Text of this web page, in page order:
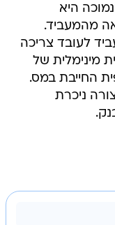
היא
מהמעביד.
לעובד צריכה
מינימלית של
החייבת במס.
ניכרת